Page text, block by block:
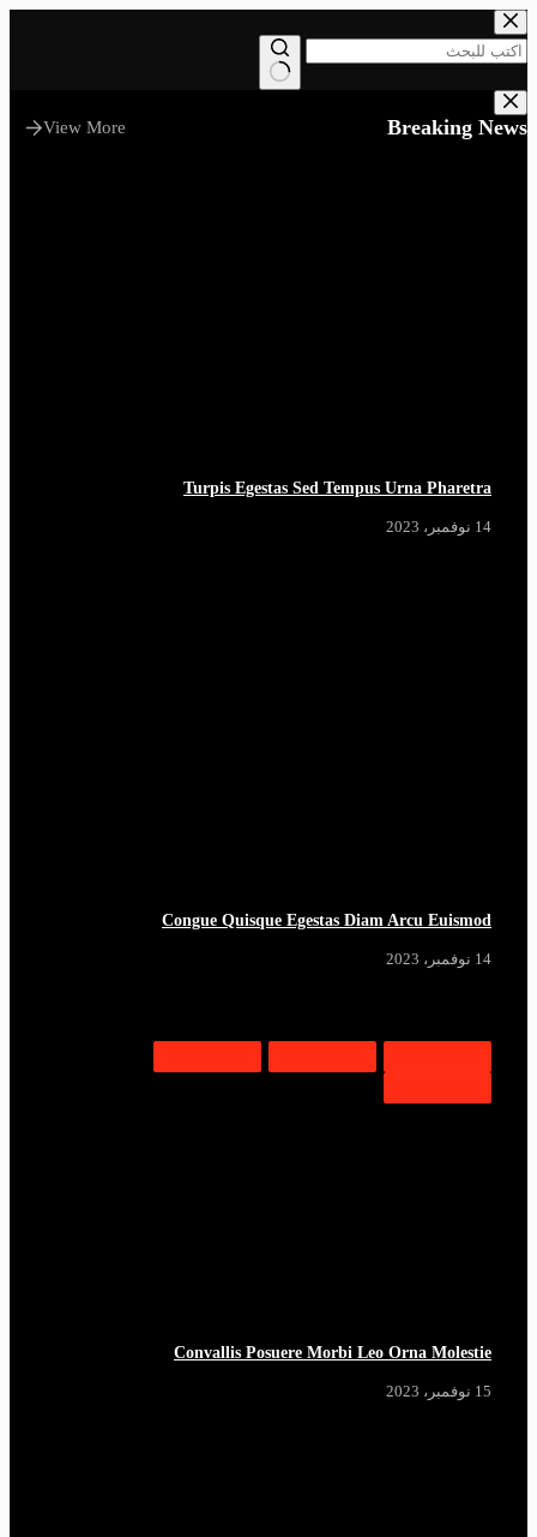
التجاوز
إلى
المحتوى
توجد
Breaking News
View More
Turpis Egestas Sed Tempus Urna Pharetra
14 نوفمبر، 2023
Congue Quisque Egestas Diam Arcu Euismod
14 نوفمبر، 2023
Convallis Posuere Morbi Leo Orna Molestie
15 نوفمبر، 2023